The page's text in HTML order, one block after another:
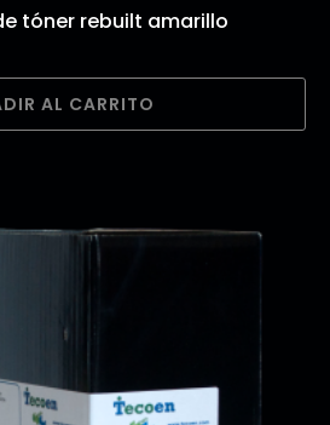
tóner rebuilt amarillo
AL CARRITO